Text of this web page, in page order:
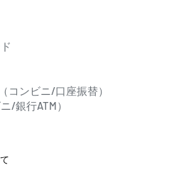
コンビニ/口座振替）
/銀行ATM）